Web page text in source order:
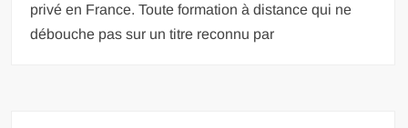
privé en France. Toute formation à distance qui ne
débouche pas sur un titre reconnu par